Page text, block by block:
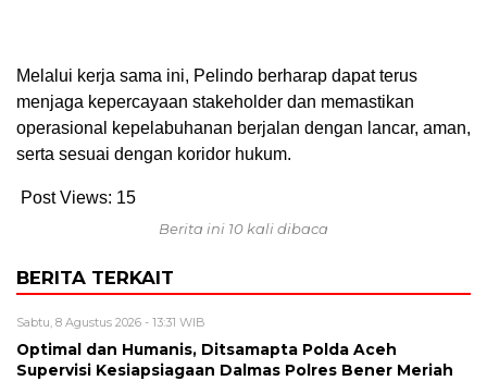
Melalui kerja sama ini, Pelindo berharap dapat terus
menjaga kepercayaan stakeholder dan memastikan
operasional kepelabuhanan berjalan dengan lancar, aman,
serta sesuai dengan koridor hukum.
Post Views: 15
Berita ini 10 kali dibaca
BERITA TERKAIT
Sabtu, 8 Agustus 2026 - 13:31 WIB
Optimal dan Humanis, Ditsamapta Polda Aceh
Supervisi Kesiapsiagaan Dalmas Polres Bener Meriah